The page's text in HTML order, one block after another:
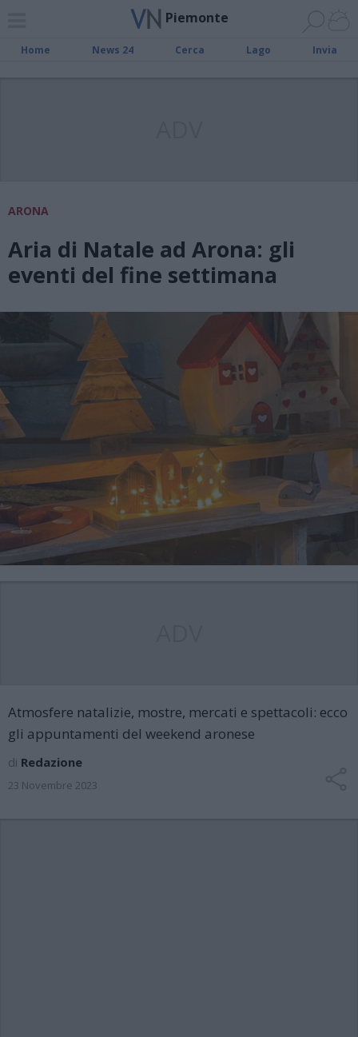
Piemonte
Home News 24 Cerca Lago Invia
ARONA
Aria di Natale ad Arona: gli
eventi del fine settimana
Atmosfere natalizie, mostre, mercati e spettacoli: ecco
gli appuntamenti del weekend aronese
di Redazione
23 Novembre 2023